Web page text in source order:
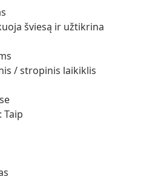
šviesą ir užtikrina
/ stropinis laikiklis
Taip